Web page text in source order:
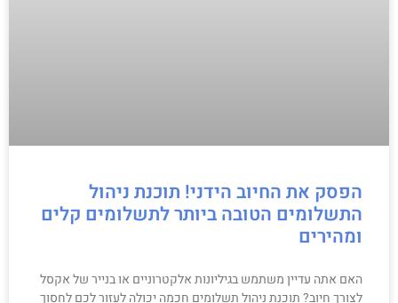
הפסק את החיוב הידני! תוכנת ניהול
התשלומים הטובה ביותר לתשלומים קלים
ומהירים
האם אתה עדיין משתמש בגיליונות אלקטרוניים או בנייר של אקסל
לצורך חיוב? תוכנת ניהול תשלומים חכמה יכולה לעזור לכם לחסוך